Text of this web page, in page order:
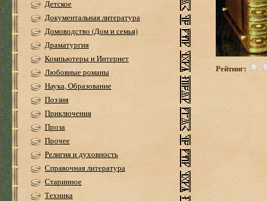
Детское
Документальная литература
Домоводство (Дом и семья)
Драматургия
Компьютеры и Интернет
Любовные романы
Наука, Образование
Поэзия
Приключения
Проза
Прочее
Религия и духовность
Справочная литература
Старинное
Техника
Рейтинг: